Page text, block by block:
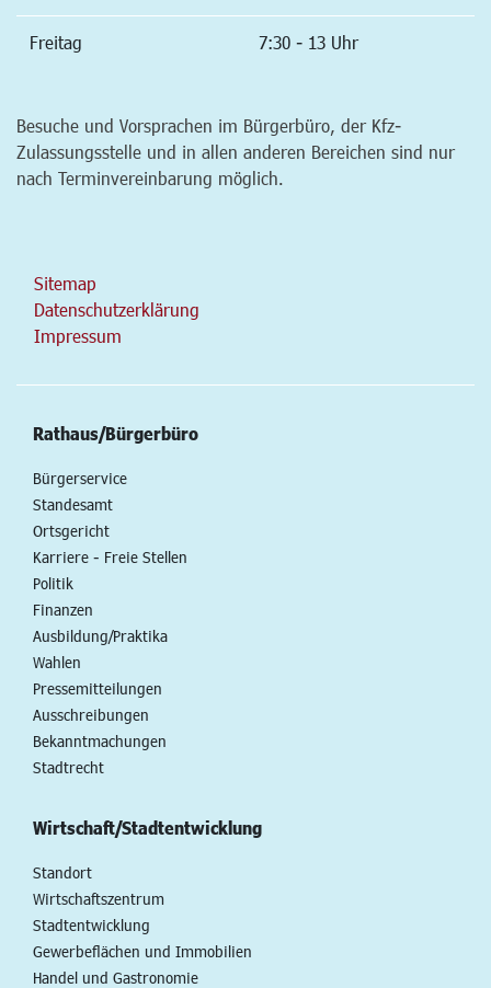
Freitag 7:30 - 13 Uhr
Besuche und Vorsprachen im Bürgerbüro, der Kfz-
Zulassungsstelle und in allen anderen Bereichen sind nur
nach Terminvereinbarung möglich.
Sitemap
Datenschutzerklärung
Impressum
Rathaus/Bürgerbüro
Bürgerservice
Standesamt
Ortsgericht
Karriere - Freie Stellen
Politik
Finanzen
Ausbildung/Praktika
Wahlen
Pressemitteilungen
Ausschreibungen
Bekanntmachungen
Stadtrecht
Wirtschaft/Stadtentwicklung
Standort
Wirtschaftszentrum
Stadtentwicklung
Gewerbeflächen und Immobilien
Handel und Gastronomie